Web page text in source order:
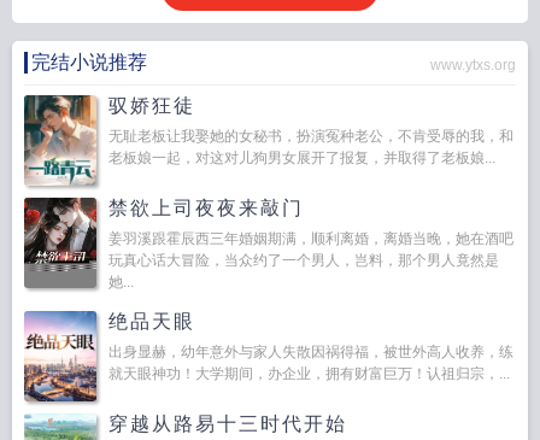
完结小说推荐 www.ytxs.org
驭娇狂徒
无耻老板让我娶她的女秘书，扮演冤种老公，不肯受辱的我，和
老板娘一起，对这对儿狗男女展开了报复，并取得了老板娘...
禁欲上司夜夜来敲门
姜羽溪跟霍辰西三年婚姻期满，顺利离婚，离婚当晚，她在酒吧
玩真心话大冒险，当众约了一个男人，岂料，那个男人竟然是
她...
绝品天眼
出身显赫，幼年意外与家人失散因祸得福，被世外高人收养，练
就天眼神功！大学期间，办企业，拥有财富巨万！认祖归宗，...
穿越从路易十三时代开始